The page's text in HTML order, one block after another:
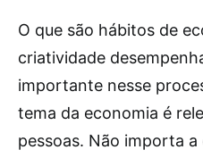
O que são hábitos de
criatividade
importante nesse
tema da economia é
pessoas. Não importa